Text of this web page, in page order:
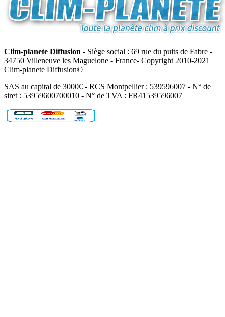
Clim-planete Diffusion - Siège social : 69 rue du puits de Fabre -
34750 Villeneuve les Maguelone - France- Copyright 2010-2021
Clim-planete Diffusion©
SAS au capital de 3000€ - RCS Montpellier : 539596007 - N° de
siret : 53959600700010 - N° de TVA : FR41539596007